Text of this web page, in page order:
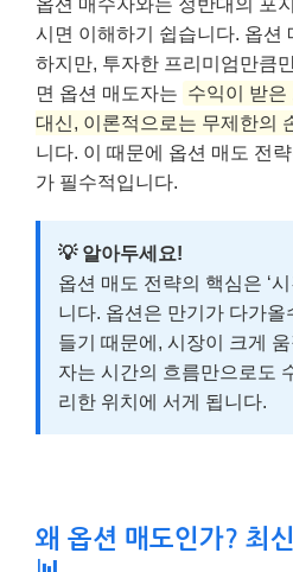
시면 이해하기 쉽습니다. 옵션
하지만, 투자한 프리미엄만큼
면 옵션 매도자는 수익이 받은
대신, 이론적으로는 무제한의
니다. 이 때문에 옵션 매도 전
가 필수적입니다.
💡 알아두세요!
옵션 매도 전략의 핵심은 ‘
니다. 옵션은 만기가 다가올
들기 때문에, 시장이 크게
자는 시간의 흐름만으로도
리한 위치에 서게 됩니다.
왜 옵션 매도인가? 최